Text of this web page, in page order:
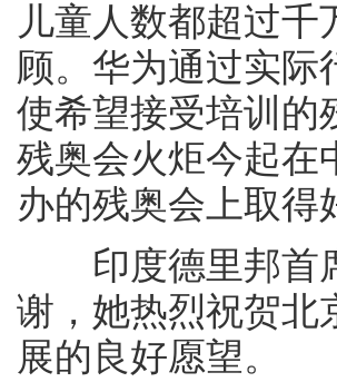
儿童人数都超过
顾。华为通过实际
使希望接受培训的
残奥会火炬今起在
办的残奥会上取得
印度德里邦首席
谢，她热烈祝贺北
展的良好愿望。